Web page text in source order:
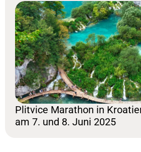
Plitvice Marathon in
am 7. und 8. Juni 2025